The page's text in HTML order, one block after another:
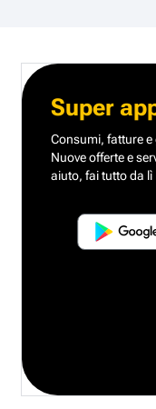
Super
Consumi, fatture e
Nuove offerte e
aiuto, fai tutto da lì